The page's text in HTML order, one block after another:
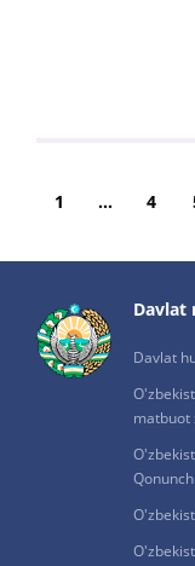
1 ... 4
Davlat
Davlat
matbuot